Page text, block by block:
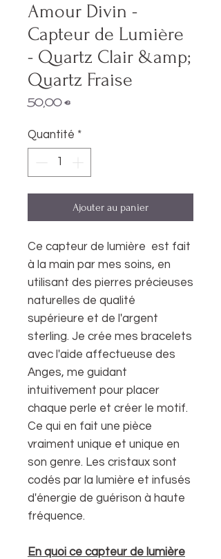
Amour Divin -
Capteur de Lumière
- Quartz Clair &amp;
Quartz Fraise
50,00 €Prix
Quantité *
Ajouter au panier
Ce capteur de lumière est fait
à la main par mes soins, en
utilisant des pierres précieuses
naturelles de qualité
supérieure et de l'argent
sterling. Je crée mes bracelets
avec l'aide affectueuse des
Anges, me guidant
intuitivement pour placer
chaque perle et créer le motif.
Ce qui en fait une pièce
vraiment unique et unique en
son genre. Les cristaux sont
codés par la lumière et infusés
d'énergie de guérison à haute
fréquence.
En quoi ce capteur de lumière